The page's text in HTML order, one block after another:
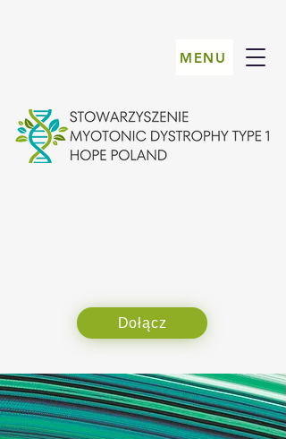
MENU
Dołącz